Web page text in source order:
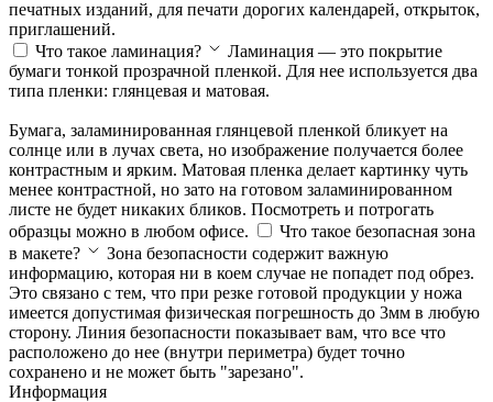
печатных изданий, для печати дорогих календарей, открыток,
приглашений.
Что такое ламинация?
Ламинация — это покрытие
бумаги тонкой прозрачной пленкой. Для нее используется два
типа пленки: глянцевая и матовая.
Бумага, заламинированная глянцевой пленкой бликует на
солнце или в лучах света, но изображение получается более
контрастным и ярким. Матовая пленка делает картинку чуть
менее контрастной, но зато на готовом заламинированном
листе не будет никаких бликов. Посмотреть и потрогать
образцы можно в любом офисе.
Что такое безопасная зона
в макете?
Зона безопасности содержит важную
информацию, которая ни в коем случае не попадет под обрез.
Это связано с тем, что при резке готовой продукции у ножа
имеется допустимая физическая погрешность до 3мм в любую
сторону. Линия безопасности показывает вам, что все что
расположено до нее (внутри периметра) будет точно
сохранено и не может быть "зарезано".
Информация